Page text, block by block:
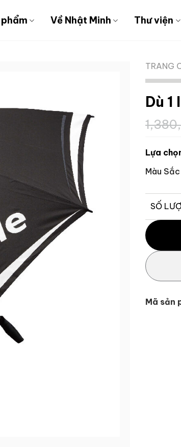
Về Nhật Minh Thư viện
TRANG
Dù 1
Lựa
Màu Sắc
SỐ
Dù 1 lớp
Mã sản